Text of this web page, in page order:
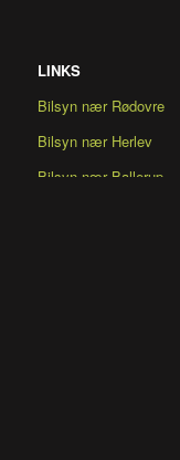
LINKS
Bilsyn nær Rødovre
Bilsyn nær Herlev
Bilsyn nær Ballerup